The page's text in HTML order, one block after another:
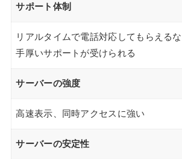
サポート体制
リアルタイムで電話対応してもらえる
手厚いサポートが受けられる
サーバーの強度
高速表示、同時アクセスに強い
サーバーの安定性